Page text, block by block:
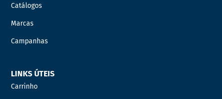
Catálogos
Marcas
Campanhas
LINKS ÚTEIS
Carrinho